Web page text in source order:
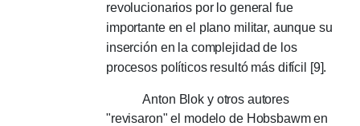
revolucionarios por lo general fue
importante en el plano militar, aunque su
inserción en la complejidad de los
procesos políticos resultó más difícil [9].
Anton Blok y otros autores
"revisaron" el modelo de Hobsbawm en